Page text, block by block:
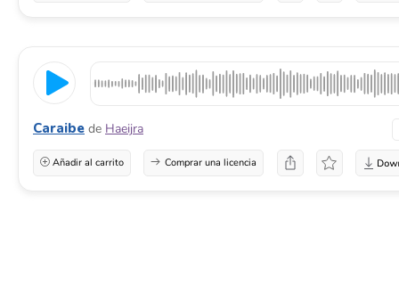
Caraibe de Haeijra
Añadir al carrito Comprar una licencia